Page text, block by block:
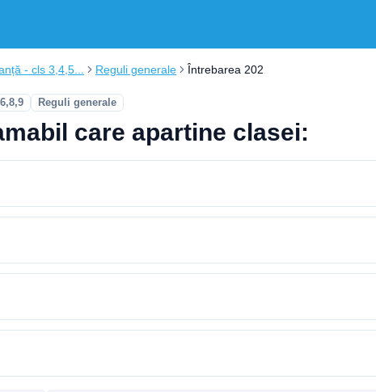
- cls 3,4,5... Reguli generale Întrebarea 202
Reguli generale
care apartine clasei: